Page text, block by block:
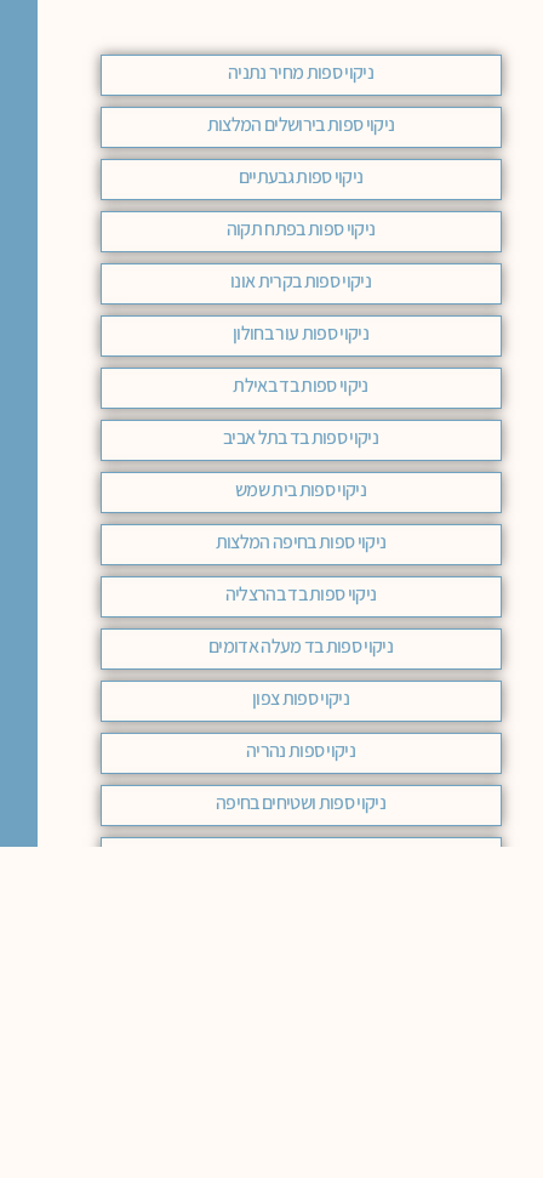
ניקוי ספות מחיר נתניה
ניקוי ספות בירושלים המלצות
ניקוי ספות גבעתיים
ניקוי ספות בפתח תקוה
ניקוי ספות בקרית אונו
ניקוי ספות עור בחולון
ניקוי ספות בד באילת
ניקוי ספות בד בתל אביב
ניקוי ספות בית שמש
ניקוי ספות בחיפה המלצות
ניקוי ספות בד בהרצליה
ניקוי ספות בד מעלה אדומים
ניקוי ספות צפון
ניקוי ספות נהריה
ניקוי ספות ושטיחים בחיפה